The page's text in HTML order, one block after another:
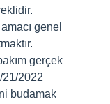
genel
gerçek
2022
budamak